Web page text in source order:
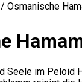
/ Osmanische
Seele im